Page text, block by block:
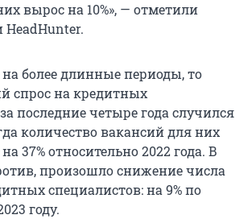
вырос на 10%», — отметили
HeadHunter.
более длинные периоды, то
спрос на кредитных
последние четыре года случился
количество вакансий для них
37% относительно 2022 года. В
произошло снижение числа
специалистов: на 9% по
году.